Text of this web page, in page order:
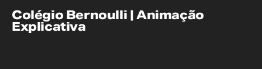
Colégio Bernoulli | Animação
Explicativa